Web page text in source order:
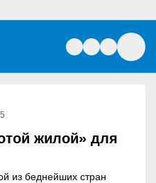
жилой» для
из беднейших стран